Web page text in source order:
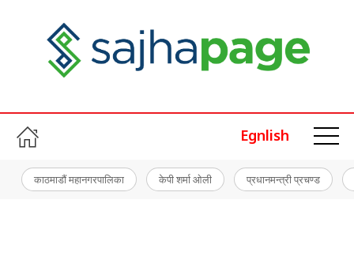
Egnlish
काठमाडौं महानगरपालिका केपी शर्मा ओली प्रधानमन्त्री प्रचण्ड